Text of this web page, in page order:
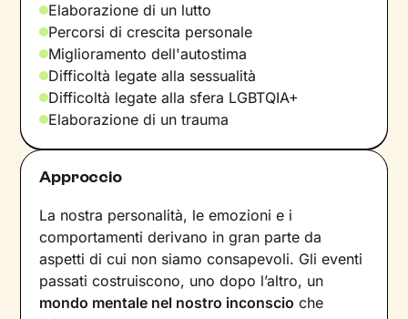
Elaborazione di un lutto
Percorsi di crescita personale
Miglioramento dell'autostima
Difficoltà legate alla sessualità
Difficoltà legate alla sfera LGBTQIA+
Elaborazione di un trauma
Approccio
La nostra personalità, le emozioni e i
comportamenti derivano in gran parte da
aspetti di cui non siamo consapevoli. Gli eventi
passati costruiscono, uno dopo l’altro, un
mondo mentale nel nostro inconscio che